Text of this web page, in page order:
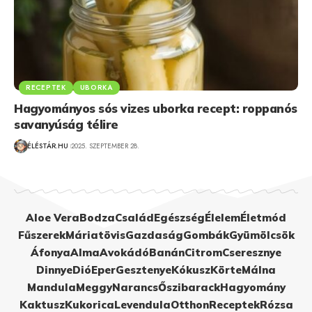
RECEPTEK UBORKA
Hagyományos sós vizes uborka recept: roppanós
savanyúság télire
ÉLÉSTÁR.HU 2025. SZEPTEMBER 28.
Aloe VeraBodzaCsaládEgészségÉlelemÉletmód
FűszerekMáriatövisGazdaságGombákGyümölcsök
ÁfonyaAlmaAvokádóBanánCitromCseresznye
DinnyeDióEperGesztenyeKókuszKörteMálna
MandulaMeggyNarancsŐszibarackHagyomány
KaktuszKukoricaLevendulaOtthonReceptekRózsa